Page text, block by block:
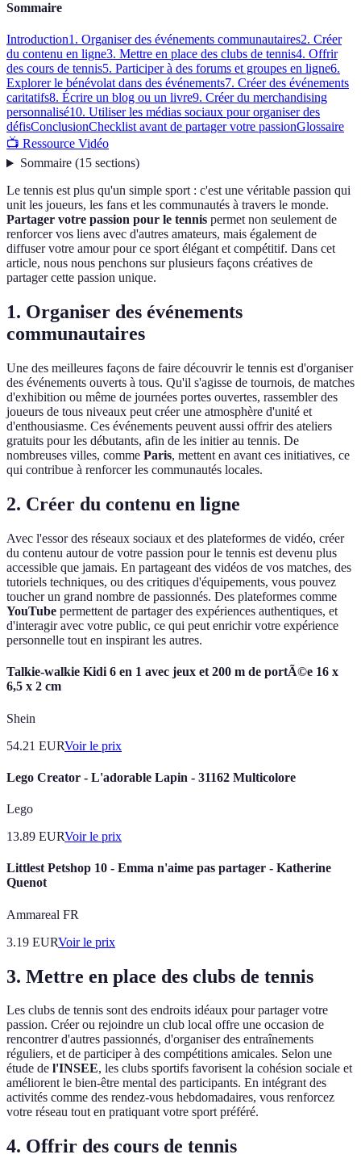
Sommaire
Introduction1. Organiser des événements communautaires2. Créer
du contenu en ligne3. Mettre en place des clubs de tennis4. Offrir
des cours de tennis5. Participer à des forums et groupes en ligne6.
Explorer le bénévolat dans des événements7. Créer des événements
caritatifs8. Écrire un blog ou un livre9. Créer du merchandising
personnalisé10. Utiliser les médias sociaux pour organiser des
défisConclusionChecklist avant de partager votre passionGlossaire
📺 Ressource Vidéo
Sommaire(15 sections)
Le tennis est plus qu'un simple sport : c'est une véritable passion qui
unit les joueurs, les fans et les communautés à travers le monde.
Partager votre passion pour le tennis permet non seulement de
renforcer vos liens avec d'autres amateurs, mais également de
diffuser votre amour pour ce sport élégant et compétitif. Dans cet
article, nous nous penchons sur plusieurs façons créatives de
partager cette passion unique.
1. Organiser des événements
communautaires
Une des meilleures façons de faire découvrir le tennis est d'organiser
des événements ouverts à tous. Qu'il s'agisse de tournois, de matches
d'exhibition ou même de journées portes ouvertes, rassembler des
joueurs de tous niveaux peut créer une atmosphère d'unité et
d'enthousiasme. Ces événements peuvent aussi offrir des ateliers
gratuits pour les débutants, afin de les initier au tennis. De
nombreuses villes, comme Paris, mettent en avant ces initiatives, ce
qui contribue à renforcer les communautés locales.
2. Créer du contenu en ligne
Avec l'essor des réseaux sociaux et des plateformes de vidéo, créer
du contenu autour de votre passion pour le tennis est devenu plus
accessible que jamais. En partageant des vidéos de vos matches, des
tutoriels techniques, ou des critiques d'équipements, vous pouvez
toucher un grand nombre de passionnés. Des plateformes comme
YouTube permettent de partager des expériences authentiques, et
d'interagir avec votre public, ce qui peut enrichir votre expérience
personnelle tout en inspirant les autres.
Talkie-walkie Kidi 6 en 1 avec jeux et 200 m de portÃ©e 16 x
6,5 x 2 cm
Shein
54.21 EURVoir le prix
Lego Creator - L'adorable Lapin - 31162 Multicolore
Lego
13.89 EURVoir le prix
Littlest Petshop 10 - Emma n'aime pas partager - Katherine
Quenot
Ammareal FR
3.19 EURVoir le prix
3. Mettre en place des clubs de tennis
Les clubs de tennis sont des endroits idéaux pour partager votre
passion. Créer ou rejoindre un club local offre une occasion de
rencontrer d'autres passionnés, d'organiser des entraînements
réguliers, et de participer à des compétitions amicales. Selon une
étude de l'INSEE, les clubs sportifs favorisent la cohésion sociale et
améliorent le bien-être mental des participants. En intégrant des
activités comme des rendez-vous hebdomadaires, vous renforcez
votre réseau tout en pratiquant votre sport préféré.
4. Offrir des cours de tennis